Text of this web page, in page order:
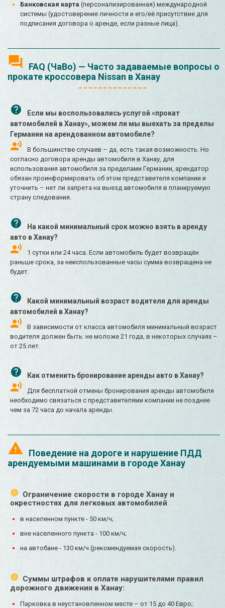
Банковская карта (персонализированная) международной
системы (удостоверение личности и его/её присутствие для
подписания договора о аренде, если разные лица).
FAQ (ЧаВо) — Часто задаваемые вопросы о
прокате кроссовера Nissan в Ханау
Если мы воспользовались услугой «прокат
автомобилей в Ханау», можем ли мы выехать за пределы
Германии на арендованном автомобиле?
В большинстве случаев – да, есть такая возможность. Но
согласно договора аренды автомобиля в Ханау, для
использования автомобиля за пределами Германии, арендатор
обязан проинформировать об этом представителя компании и
уточнить – нет ли запрета на выезд автомобиля в планируемую
страну следования.
На какой минимальный срок можно взять в аренду
авто в Ханау?
1 сутки или 24 часа. Если автомобиль будет возвращён
раньше срока, за неиспользованные часы сумма возвращена не
будет.
Какой минимальный возраст водителя для аренды
автомобилей в Ханау?
В зависимости от класса автомобиля минимальный возраст
водителя должен быть: не моложе 21 года, в некоторых случаях –
от 25 лет.
Как отменить бронирование аренды авто в Ханау?
Для бесплатной отмены бронирования аренды автомобиля
необходимо связаться с представителями компании не позднее
чем за 72 часа до начала аренды.
Поведение на дороге и нарушение ПДД
арендуемыми машинами в городе Ханау
Ограничение скорости в городе Ханау и
окрестностях для легковых автомобилей
в населенном пункте - 50 км/ч;
вне населенного пункта - 100 км/ч;
на автобане - 130 км/ч (рекомендуемая скорость).
Суммы штрафов к оплате нарушителями правил
дорожного движения в Ханау:
Парковка в неустановленном месте – от 15 до 40 Евро;